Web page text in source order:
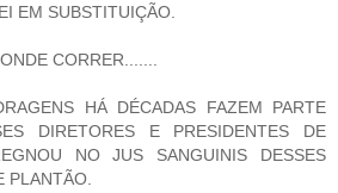
EM SUBSTITUIÇÃO.
CORRER.......
HÁ DÉCADAS FAZEM PARTE
DIRETORES E PRESIDENTES DE
NO JUS SANGUINIS DESSES
PLANTÃO.